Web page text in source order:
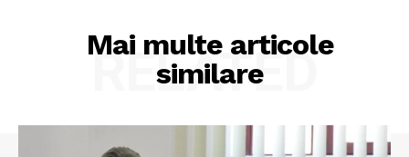
Mai multe articole
similare
RELATED